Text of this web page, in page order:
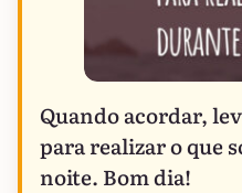
Quando acordar,
para realizar o que
noite. Bom dia!